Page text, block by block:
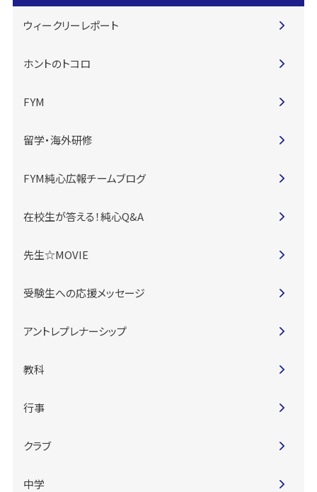
ウィークリーレポート
ホントのトコロ
FYM
留学・海外研修
FYM純心広報チームブログ
在校生が答える！純心Q&A
先生☆MOVIE
受験生への応援メッセージ
アントレプレナーシップ
教科
行事
クラブ
中学